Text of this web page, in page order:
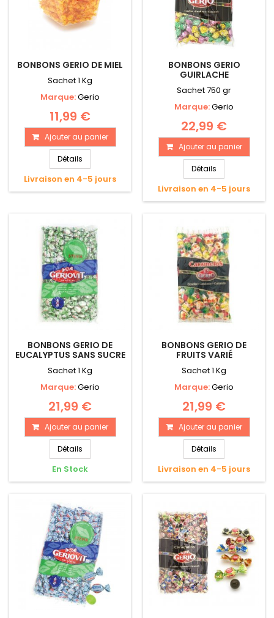
BONBONS GERIO DE MIEL
Sachet 1 Kg
Marque:Gerio
11,99 €
Ajouter au panier
Détails
Livraison en 4-5 jours
BONBONS GERIO
GUIRLACHE
Sachet 750 gr
Marque:Gerio
22,99 €
Ajouter au panier
Détails
Livraison en 4-5 jours
BONBONS GERIO DE
EUCALYPTUS SANS SUCRE
Sachet 1 Kg
Marque:Gerio
21,99 €
Ajouter au panier
Détails
En Stock
BONBONS GERIO DE
FRUITS VARIÉ
Sachet 1 Kg
Marque:Gerio
21,99 €
Ajouter au panier
Détails
Livraison en 4-5 jours